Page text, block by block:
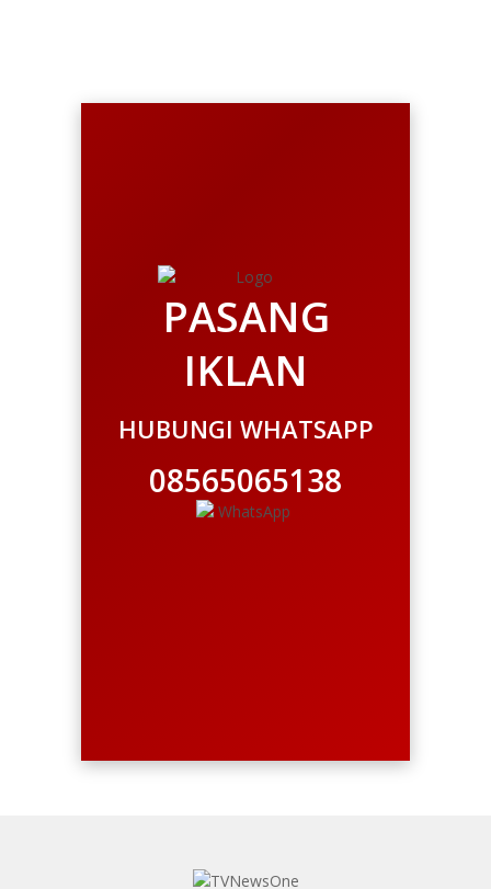
PASANG
IKLAN
HUBUNGI WHATSAPP
08565065138